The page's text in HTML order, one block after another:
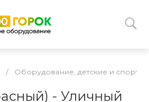
/ Оборудование, детские и
- Уличный